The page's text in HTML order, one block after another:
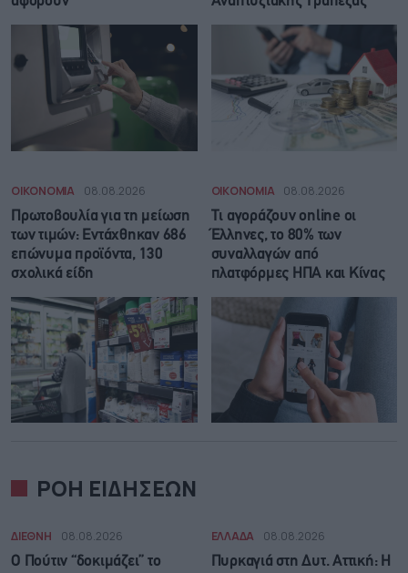
ΟΙΚΟΝΟΜΙΑ 08.08.2026
Πρωτοβουλία για τη μείωση
των τιμών: Εντάχθηκαν 686
επώνυμα προϊόντα, 130
σχολικά είδη
ΟΙΚΟΝΟΜΙΑ 08.08.2026
Τι αγοράζουν online οι
Έλληνες, το 80% των
συναλλαγών από
πλατφόρμες ΗΠΑ και Κίνας
ΡΟΗ ΕΙΔΗΣΕΩΝ
ΔΙΕΘΝΗ 08.08.2026
Ο Πούτιν “δοκιμάζει” το
ΕΛΛΑΔΑ 08.08.2026
Πυρκαγιά στη Δυτ. Αττική: Η